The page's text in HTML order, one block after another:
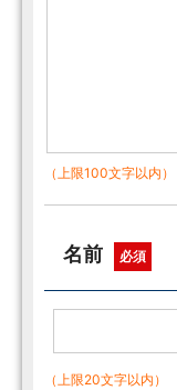
（上限100文字以内）
名前 必須
（上限20文字以内）